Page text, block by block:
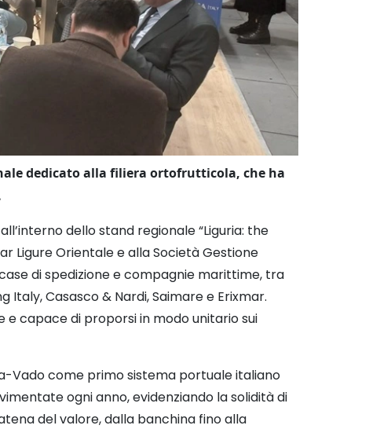
dedicato alla filiera ortofrutticola, che ha
dello stand regionale “Liguria: the
Ligure Orientale e alla Società Gestione
di spedizione e compagnie marittime, tra
Italy, Casasco & Nardi, Saimare e Erixmar.
capace di proporsi in modo unitario sui
Vado come primo sistema portuale italiano
ogni anno, evidenziando la solidità di
del valore, dalla banchina fino alla